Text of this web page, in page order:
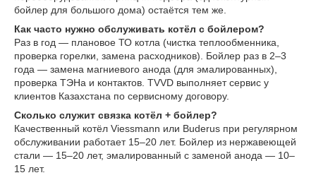
бойлер для большого дома) остаётся тем же.
Как часто нужно обслуживать котёл с бойлером?
Раз в год — плановое ТО котла (чистка теплообменника,
проверка горелки, замена расходников). Бойлер раз в 2–3
года — замена магниевого анода (для эмалированных),
проверка ТЭНа и контактов. TVVD выполняет сервис у
клиентов Казахстана по сервисному договору.
Сколько служит связка котёл + бойлер?
Качественный котёл Viessmann или Buderus при регулярном
обслуживании работает 15–20 лет. Бойлер из нержавеющей
стали — 15–20 лет, эмалированный с заменой анода — 10–
15 лет.